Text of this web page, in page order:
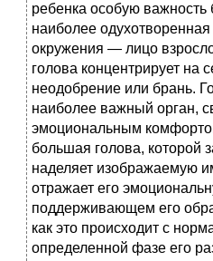
ребенка особую важность
наиболее одухотворенная
окружения — лицо
голова концентрирует на
неодобрение или брань.
наиболее важный орган,
эмоциональным
большая голова, которой
наделяет изображаемую
отражает его
поддерживающем его
как это происходит с
определенной фазе его